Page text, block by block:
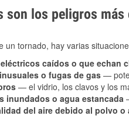
son los peligros
un tornado, hay varias
caídos o que echan
o fugas de gas —
— el vidrio, los clavos y los
inundados o agua estancada
del aire debido al polvo o